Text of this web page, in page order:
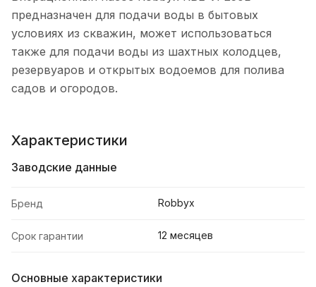
предназначен для подачи воды в бытовых
условиях из скважин, может использоваться
также для подачи воды из шахтных колодцев,
резервуаров и открытых водоемов для полива
садов и огородов.
Характеристики
Заводские данные
Бренд Robbyx
Срок гарантии 12 месяцев
Основные характеристики